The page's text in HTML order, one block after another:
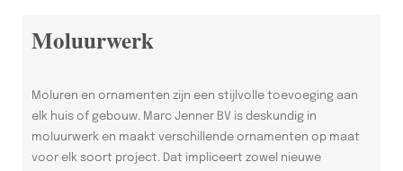
Moluurwerk
Moluren en ornamenten zijn een stijlvolle toevoeging aan
elk huis of gebouw. Marc Jenner BV is deskundig in
moluurwerk en maakt verschillende ornamenten op maat
voor elk soort project. Dat impliceert zowel nieuwe